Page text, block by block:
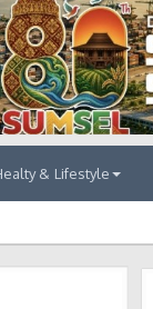
& Lifestyle